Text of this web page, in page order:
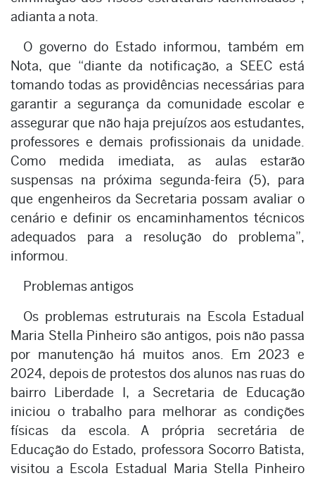
adianta a nota.
O governo do Estado informou, também em
Nota, que “diante da notificação, a SEEC está
tomando todas as providências necessárias para
garantir a segurança da comunidade escolar e
assegurar que não haja prejuízos aos estudantes,
professores e demais profissionais da unidade.
Como medida imediata, as aulas estarão
suspensas na próxima segunda-feira (5), para
que engenheiros da Secretaria possam avaliar o
cenário e definir os encaminhamentos técnicos
adequados para a resolução do problema”,
informou.
Problemas antigos
Os problemas estruturais na Escola Estadual
Maria Stella Pinheiro são antigos, pois não passa
por manutenção há muitos anos. Em 2023 e
2024, depois de protestos dos alunos nas ruas do
bairro Liberdade I, a Secretaria de Educação
iniciou o trabalho para melhorar as condições
físicas da escola. A própria secretária de
Educação do Estado, professora Socorro Batista,
visitou a Escola Estadual Maria Stella Pinheiro